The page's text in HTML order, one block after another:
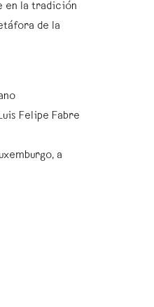
en la tradición
de la
Felipe Fabre
a